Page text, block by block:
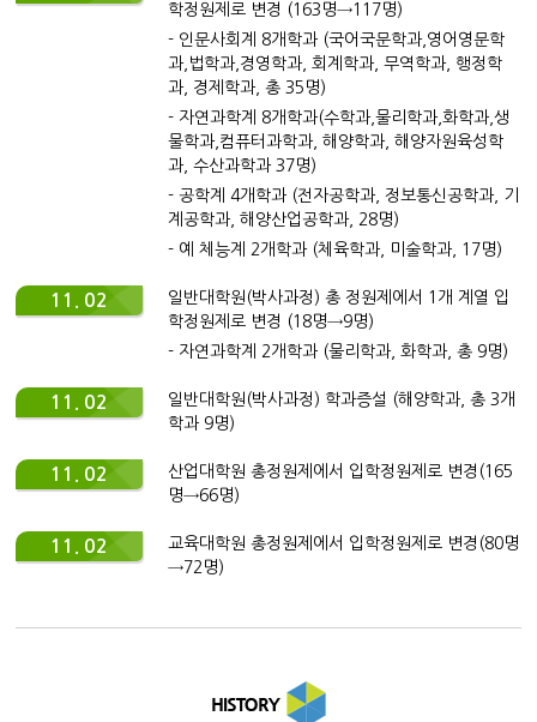
학정원제로 변경 (163명→117명)
- 인문사회계 8개학과 (국어국문학과,영어영문학
과,법학과,경영학과, 회계학과, 무역학과, 행정학
과, 경제학과, 총 35명)
- 자연과학계 8개학과(수학과,물리학과,화학과,생
물학과,컴퓨터과학과, 해양학과, 해양자원육성학
과, 수산과학과 37명)
- 공학계 4개학과 (전자공학과, 정보통신공학과, 기
계공학과, 해양산업공학과, 28명)
- 예 체능계 2개학과 (체육학과, 미술학과, 17명)
11. 02
일반대학원(박사과정) 총 정원제에서 1개 계열 입
학정원제로 변경 (18명→9명)
- 자연과학계 2개학과 (물리학과, 화학과, 총 9명)
11. 02
일반대학원(박사과정) 학과증설 (해양학과, 총 3개
학과 9명)
11. 02
산업대학원 총정원제에서 입학정원제로 변경(165
명→66명)
11. 02
교육대학원 총정원제에서 입학정원제로 변경(80명
→72명)